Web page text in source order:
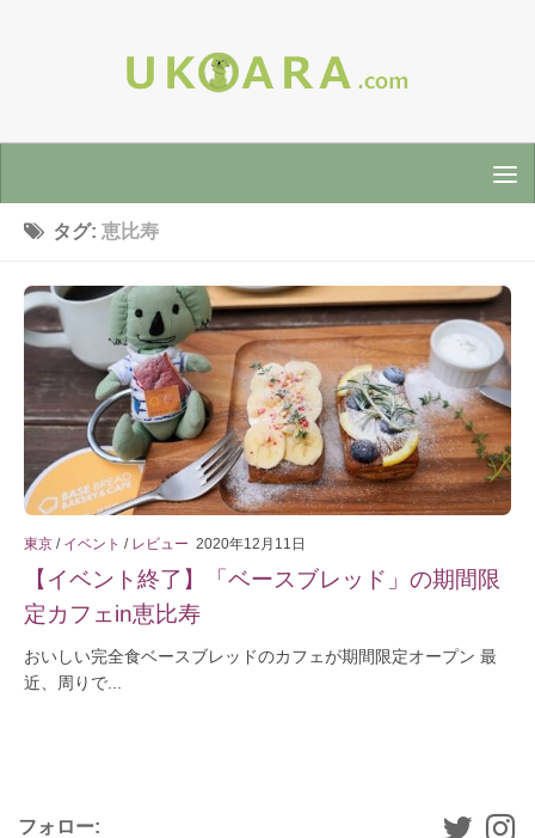
タグ:恵比寿
東京 / イベント / レビュー 2020年12月11日
【イベント終了】「ベースブレッド」の期間限
定カフェin恵比寿
おいしい完全食ベースブレッドのカフェが期間限定オープン 最
近、周りで...
フォロー: